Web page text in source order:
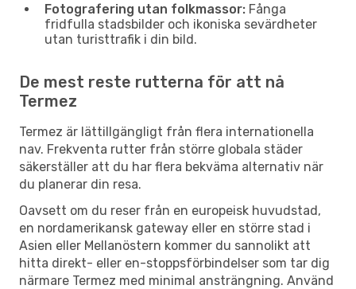
Fotografering utan folkmassor: Fånga
fridfulla stadsbilder och ikoniska sevärdheter
utan turisttrafik i din bild.
De mest reste rutterna för att nå
Termez
Termez är lättillgängligt från flera internationella
nav. Frekventa rutter från större globala städer
säkerställer att du har flera bekväma alternativ när
du planerar din resa.
Oavsett om du reser från en europeisk huvudstad,
en nordamerikansk gateway eller en större stad i
Asien eller Mellanöstern kommer du sannolikt att
hitta direkt- eller en-stoppsförbindelser som tar dig
närmare Termez med minimal ansträngning. Använd